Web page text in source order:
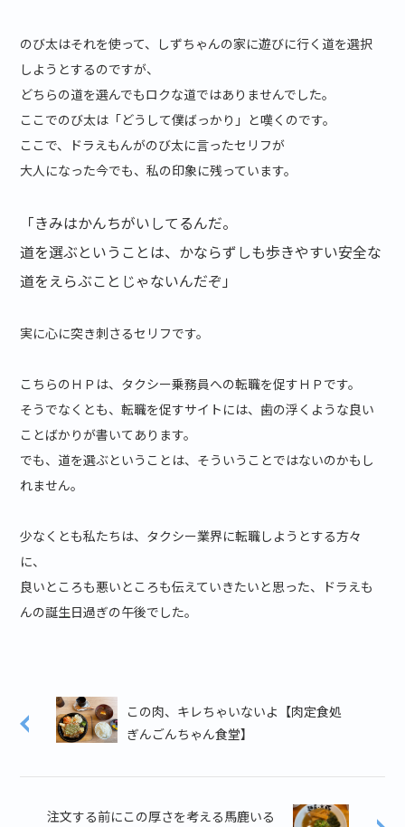
のび太はそれを使って、しずちゃんの家に遊びに行く道を選択
しようとするのですが、
どちらの道を選んでもロクな道ではありませんでした。
ここでのび太は「どうして僕ばっかり」と嘆くのです。
ここで、ドラえもんがのび太に言ったセリフが
大人になった今でも、私の印象に残っています。
「きみはかんちがいしてるんだ。
道を選ぶということは、かならずしも歩きやすい安全な
道をえらぶことじゃないんだぞ」
実に心に突き刺さるセリフです。
こちらのＨＰは、タクシー乗務員への転職を促すＨＰです。
そうでなくとも、転職を促すサイトには、歯の浮くような良い
ことばかりが書いてあります。
でも、道を選ぶということは、そういうことではないのかもし
れません。
少なくとも私たちは、タクシー業界に転職しようとする方々
に、
良いところも悪いところも伝えていきたいと思った、ドラえも
んの誕生日過ぎの午後でした。
この肉、キレちゃいないよ【肉定食処
ぎんごんちゃん食堂】
注文する前にこの厚さを考える馬鹿いる